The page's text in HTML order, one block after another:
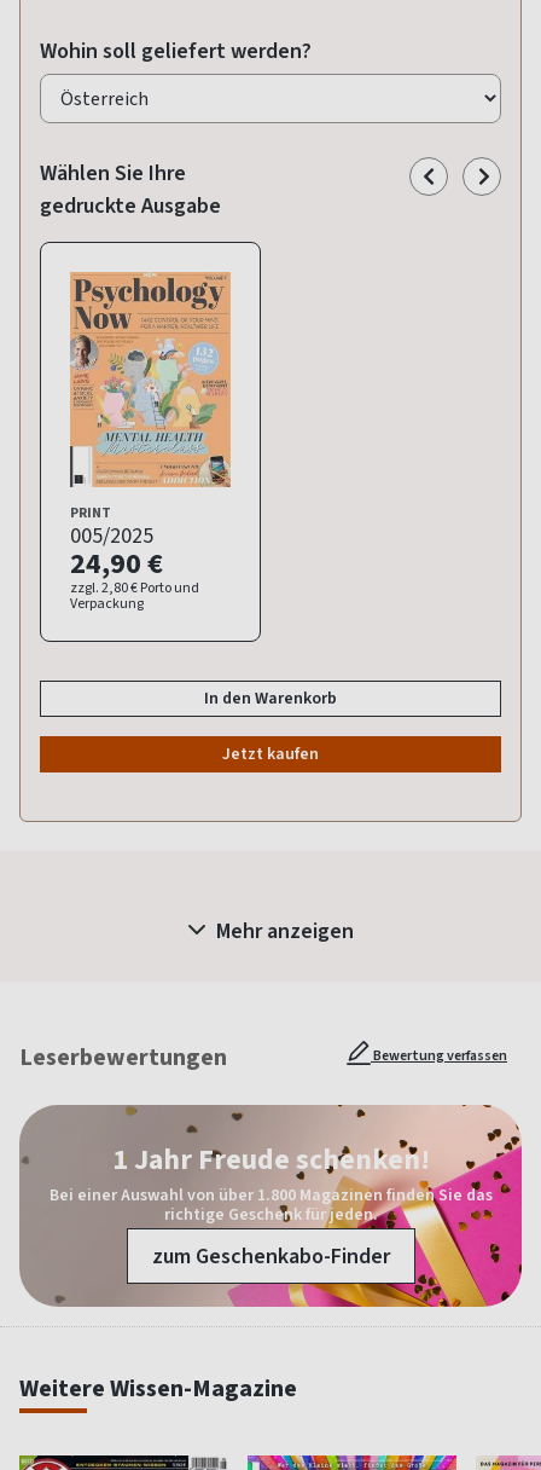
Wohin soll geliefert werden?
Wählen Sie Ihre
gedruckte Ausgabe
PRINT
005/2025
24,90 €
zzgl. 2,80 € Porto und
Verpackung
In den Warenkorb
Jetzt kaufen
Mehr anzeigen
Leserbewertungen Bewertung verfassen
1 Jahr Freude schenken!
Bei einer Auswahl von über 1.800 Magazinen finden Sie das
richtige Geschenk für jeden.
zum Geschenkabo-Finder
Weitere Wissen-Magazine